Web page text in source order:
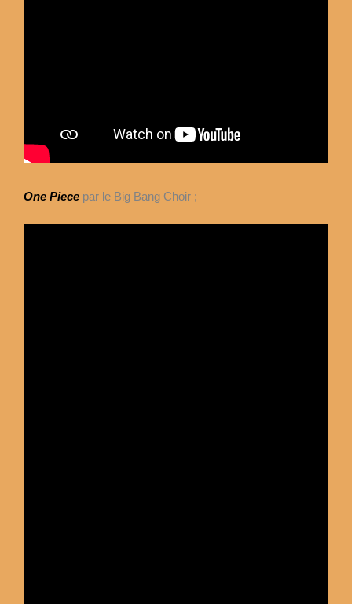
One Piece par le Big Bang Choir ;